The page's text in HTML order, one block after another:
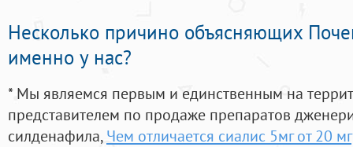
Несколько причино объясняющих
именно у нас?
* Мы являемся первым и единственным на
представителем по продаже препаратов
силденафила, Чем отличается сиалис 5мг от 20 мг